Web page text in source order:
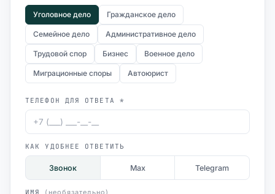
Уголовное дело Гражданское дело
Семейное дело Административное дело
Трудовой спор Бизнес Военное дело
Миграционные споры Автоюрист
ТЕЛЕФОН ДЛЯ ОТВЕТА *
КАК УДОБНЕЕ ОТВЕТИТЬ
Звонок Max Telegram